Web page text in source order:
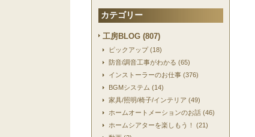
カテゴリー
工房BLOG (807)
ピックアップ (18)
防音/調音工事がわかる (65)
インストーラーのお仕事 (376)
BGMシステム (14)
家具/照明/椅子/インテリア (49)
ホームオートメーションのお話 (46)
ホームシアターを楽しもう！ (21)